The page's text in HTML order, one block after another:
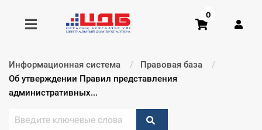
Получить консультацию
0
Информационная система
Правовая база
Текущий:
Об утверждении Правил представления
административных...